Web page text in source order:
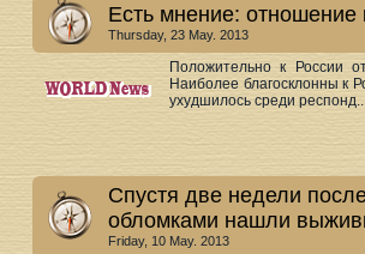
Есть мнение: отношение
Thursday, 23 May. 2013
Положительно к России
Наиболее благосклонны к
ухудшилось среди
Спустя две недели
обломками нашли
Friday, 10 May. 2013